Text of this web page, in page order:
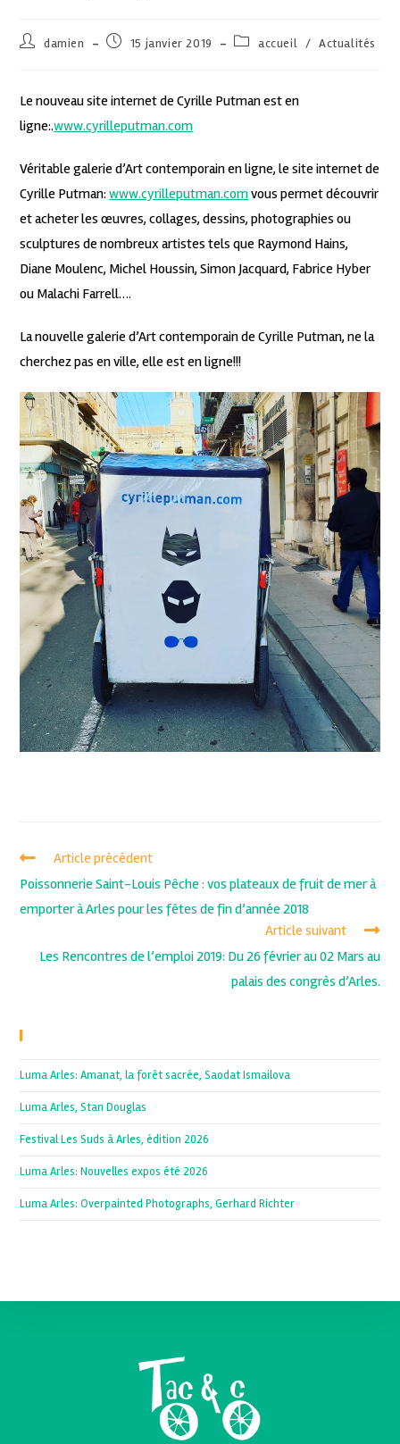
damien 15 janvier 2019 accueil / Actualités
Le nouveau site internet de Cyrille Putman est en
ligne:.www.cyrilleputman.com
Véritable galerie d’Art contemporain en ligne, le site internet de
Cyrille Putman:www.cyrilleputman.comvous permet découvrir
et acheter les œuvres, collages, dessins, photographies ou
sculptures de nombreux artistes tels que Raymond Hains,
Diane Moulenc, Michel Houssin, Simon Jacquard, Fabrice Hyber
ou Malachi Farrell….
La nouvelle galerie d’Art contemporain de Cyrille Putman, ne la
cherchez pas en ville, elle est en ligne!!!
Article précédent
Poissonnerie Saint-Louis Pêche : vos plateaux de fruit de mer à
emporter à Arles pour les fêtes de fin d’année 2018
Article suivant
Les Rencontres de l’emploi 2019: Du 26 février au 02 Mars au
palais des congrès d’Arles.
Luma Arles: Amanat, la forêt sacrée, Saodat Ismailova
Luma Arles, Stan Douglas
Festival Les Suds à Arles, édition 2026
Luma Arles: Nouvelles expos été 2026
Luma Arles: Overpainted Photographs, Gerhard Richter